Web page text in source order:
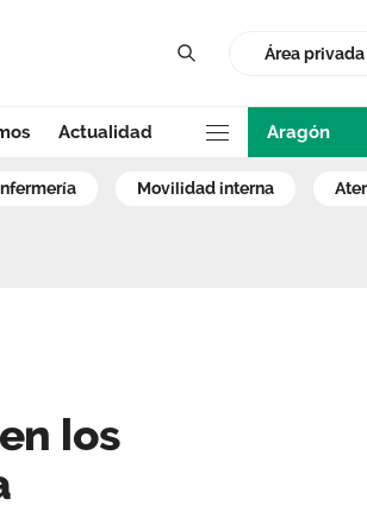
Área privada
Actualidad Aragón
en los
enfermería movilidad interna
los